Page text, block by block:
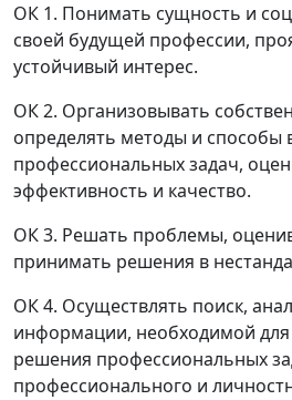
ОК 1. Понимать сущность и
своей будущей профессии,
устойчивый интерес.
ОК 2. Организовывать
определять методы и способы
профессиональных задач,
эффективность и качество.
ОК 3. Решать проблемы,
принимать решения в
ОК 4. Осуществлять поиск,
информации, необходимой для
решения профессиональных
профессионального и